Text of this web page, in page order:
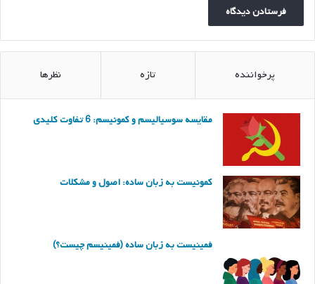
پرخواننده تازه نظرها
مقایسه سوسیالیسم و کمونیسم: 6 تفاوت کلیدی
کمونیست به زبان ساده: اصول و مشکلات
فمینیست به زبان ساده (فمینیسم چیست؟)